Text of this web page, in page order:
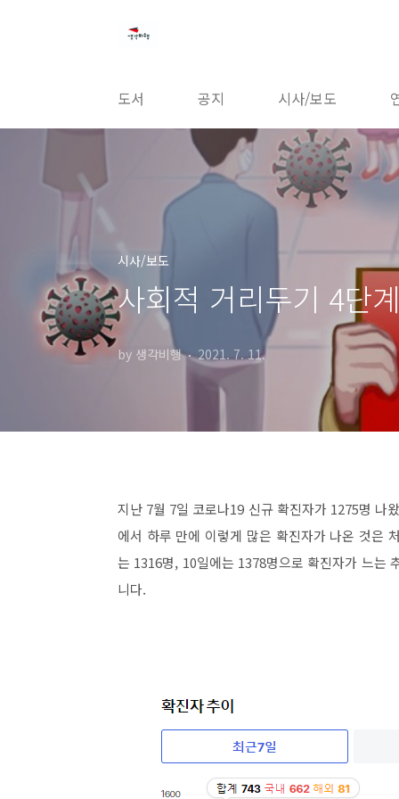
도서 공지 시사/보도
시사/보도
사회적 거리두기 4단
by 생각비행 2021. 7. 11.
지난 7월 7일 코로나19 신규 확진자가 1275명 나
에서 하루 만에 이렇게 많은 확진자가 나온 것은
는 1316명, 10일에는 1378명으로 확진자가 느는
니다.